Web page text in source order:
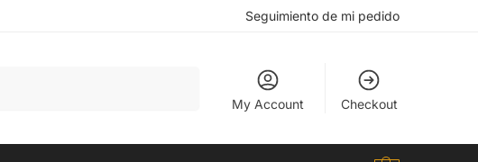
Seguimiento de mi pedido
My Account Checkout